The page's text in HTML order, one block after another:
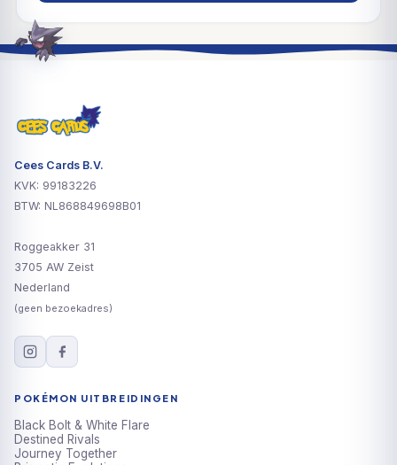
Cees Cards B.V.
KVK: 99183226
BTW: NL868849698B01
Roggeakker 31
3705 AW Zeist
Nederland
(geen bezoekadres)
POKÉMON UITBREIDINGEN
Black Bolt & White Flare
Destined Rivals
Journey Together